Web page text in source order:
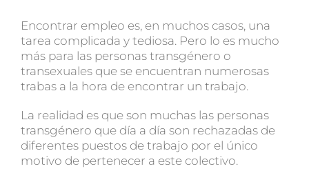
Encontrar empleo es, en muchos casos, una
tarea complicada y tediosa. Pero lo es mucho
más para las personas transgénero o
transexuales que se encuentran numerosas
trabas a la hora de encontrar un trabajo.
La realidad es que son muchas las personas
transgénero que día a día son rechazadas de
diferentes puestos de trabajo por el único
motivo de pertenecer a este colectivo.